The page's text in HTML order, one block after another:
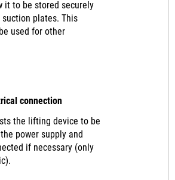
it to be stored securely
plates. This
used for other
connection
the lifting device to be
power supply and
if necessary (only